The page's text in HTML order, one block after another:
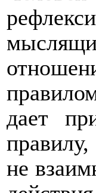
дает
не